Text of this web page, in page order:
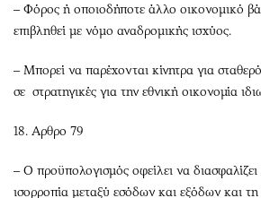
– Φόρος ή οποιοδήποτε άλλο οικονομικό
επιβληθεί με νόμο αναδρομικής ισχύος.
– Μπορεί να παρέχονται κίνητρα για
σε στρατηγικές για την εθνική οικονομία
18. Αρθρο 79
– Ο προϋπολογισμός οφείλει να
ισορροπία μεταξύ εσόδων και εξόδων και τη